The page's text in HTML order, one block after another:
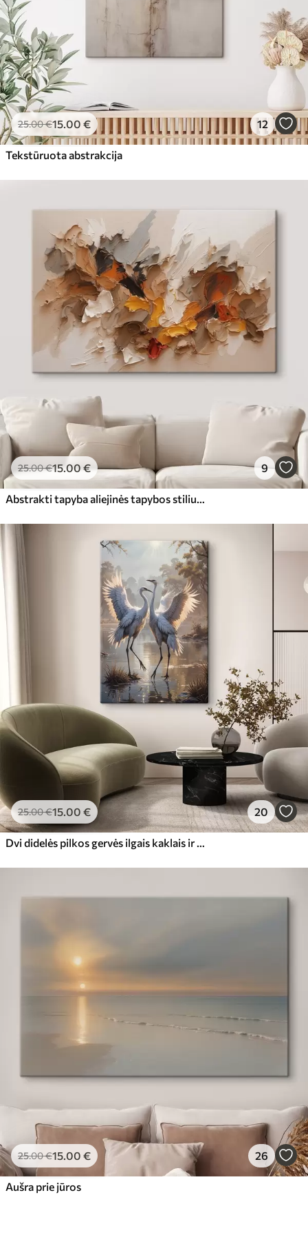
25.00€15.00 € 12
Tekstūruota abstrakcija
25.00€15.00€ 9
Abstrakti tapyba aliejinės tapybos stiliumi
25.00€15.00 € 20
Dvi didelės pilkos gervės ilgais kaklais ir išskleistais sparnais stovi ūkanotame ežere, apsuptame medžių
25.00€15.00 € 26
Aušra prie jūros